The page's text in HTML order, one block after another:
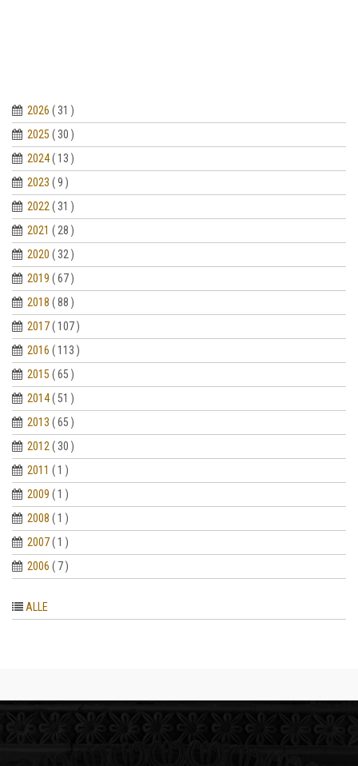
2026 ( 31 )
2025 ( 30 )
2024( 13 )
2023 ( 9 )
2022 ( 31 )
2021 ( 28 )
2020 ( 32 )
2019 ( 67 )
2018 ( 88 )
2017( 107 )
2016 ( 113 )
2015 ( 65 )
2014( 51 )
2013 ( 65 )
2012 ( 30 )
2011 ( 1 )
2009 ( 1 )
2008 ( 1 )
2007( 1 )
2006 ( 7 )
ALLE